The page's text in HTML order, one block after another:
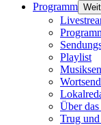
Programm
Playlist
Über
Trug